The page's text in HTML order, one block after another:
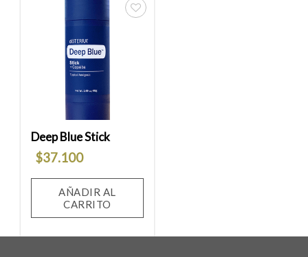
Deep Blue Stick
$37.100
AÑADIR AL
CARRITO